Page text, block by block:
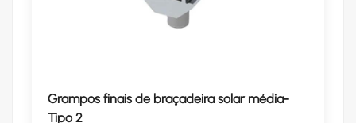
Grampos finais de braçadeira solar média-
Tipo 2